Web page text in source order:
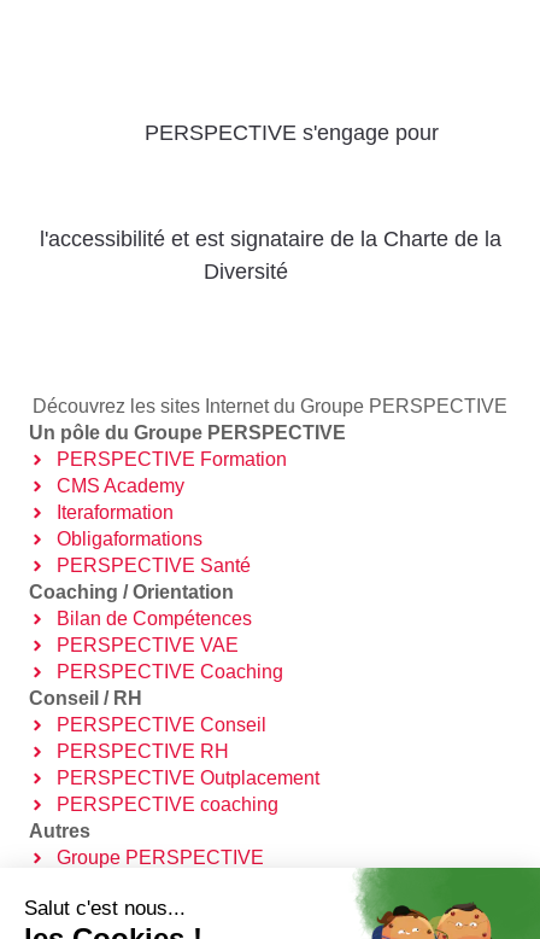
Diversité
Découvrez les sites Internet du Groupe PERSPECTIVE
Obligaformations
PERSPECTIVE Santé
Coaching / Orientation
Bilan de Compétences
PERSPECTIVE VAE
PERSPECTIVE Coaching
Conseil / RH
PERSPECTIVE Conseil
PERSPECTIVE RH
PERSPECTIVE Outplacement
PERSPECTIVE coaching
Autres
Groupe PERSPECTIVE
Certification QUALIOPI
Trouver Mon OPCO
Contact
2 AV. DU RAY - 06100 NICE
04 85 69 42 74⁩
Faites carrière chez PERSPECTIVE
Salut c'est nous...